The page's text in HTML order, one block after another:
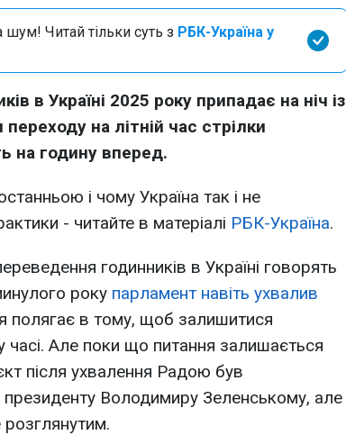
шум! Читай тільки суть з РБК-Україна у
в Україні 2025 року припадає на ніч із
на літній час стрілки
на годину вперед.
і чому Україна так і не
- читайте в матеріалі РБК-Україна.
годинників в Україні говорять
року парламент навіть ухвалив
полягає в тому, щоб залишитися
Але поки що питання залишається
після ухвалення Радою був
президенту Володимиру Зеленському, але